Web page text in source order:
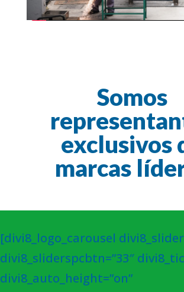
Somos
exclusivos
marcas
[divi8_logo_carousel
divi8_sliderspcbtn=”33″
divi8_auto_height=”on”